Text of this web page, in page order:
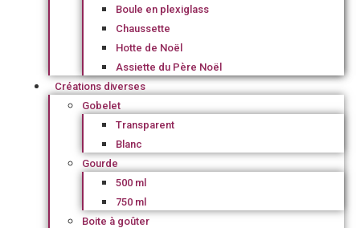
Boule en plexiglass
Chaussette
Hotte de Noël
Assiette du Père Noël
Créations diverses
Gobelet
Transparent
Blanc
Gourde
500 ml
750 ml
Boite à goûter